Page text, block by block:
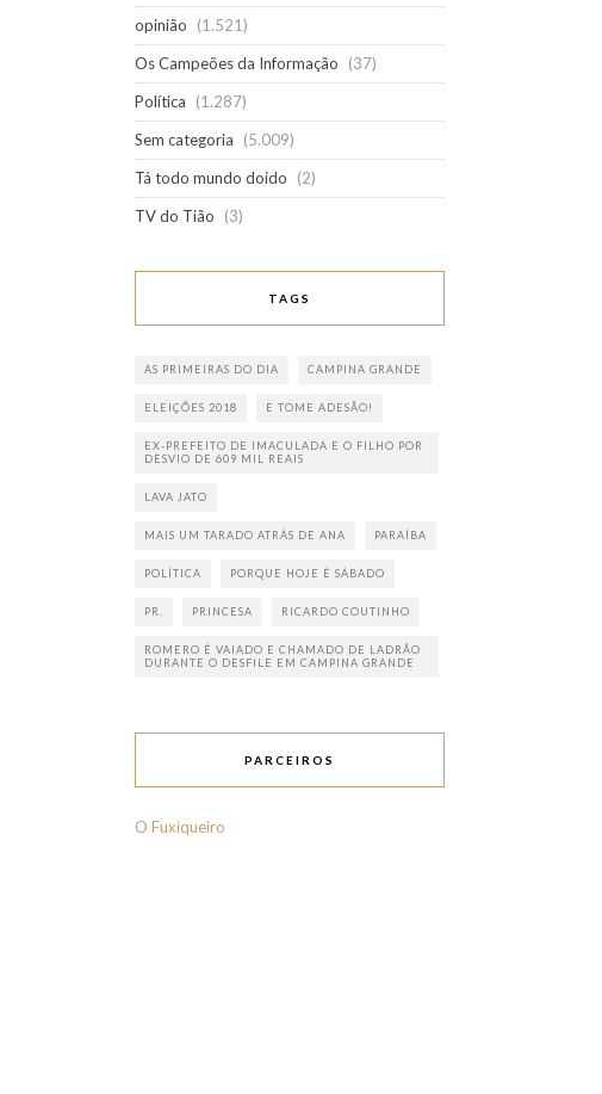
opinião
(1.521)
Os Campeões da Informação
(37)
Política
(1.287)
Sem categoria
(5.009)
Tá todo mundo doido
(2)
TV do Tião
(3)
TAGS
AS PRIMEIRAS DO DIA CAMPINA GRANDE
ELEIÇÕES 2018 E TOME ADESÃO!
EX-PREFEITO DE IMACULADA E O FILHO POR
DESVIO DE 609 MIL REAIS
LAVA JATO
MAIS UM TARADO ATRÁS DE ANA PARAÍBA
POLÍTICA PORQUE HOJE É SÁBADO
PR. PRINCESA RICARDO COUTINHO
ROMERO É VAIADO E CHAMADO DE LADRÃO
DURANTE O DESFILE EM CAMPINA GRANDE
PARCEIROS
O Fuxiqueiro